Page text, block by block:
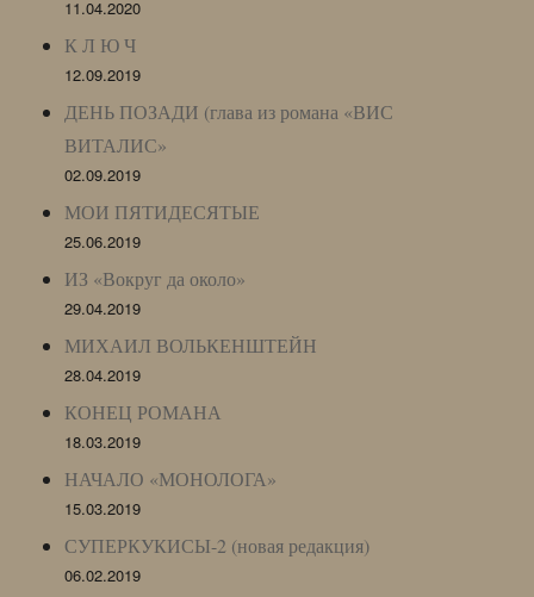
11.04.2020
К Л Ю Ч
12.09.2019
ДЕНЬ ПОЗАДИ (глава из романа «ВИС
ВИТАЛИС»
02.09.2019
МОИ ПЯТИДЕСЯТЫЕ
25.06.2019
ИЗ «Вокруг да около»
29.04.2019
МИХАИЛ ВОЛЬКЕНШТЕЙН
28.04.2019
КОНЕЦ РОМАНА
18.03.2019
НАЧАЛО «МОНОЛОГА»
15.03.2019
СУПЕРКУКИСЫ-2 (новая редакция)
06.02.2019